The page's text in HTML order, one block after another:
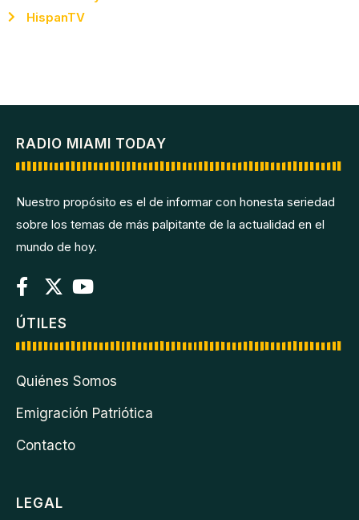
HispanTV
RADIO MIAMI TODAY
Nuestro propósito es el de informar con honesta seriedad
sobre los temas de más palpitante de la actualidad en el
mundo de hoy.
ÚTILES
Quiénes Somos
Emigración Patriótica
Contacto
LEGAL